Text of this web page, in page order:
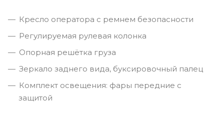
Кресло оператора с ремнем безопасности
Регулируемая рулевая колонка
Опорная решётка груза
Зеркало заднего вида, буксировочный палец
Комплект освещения: фары передние с
защитой